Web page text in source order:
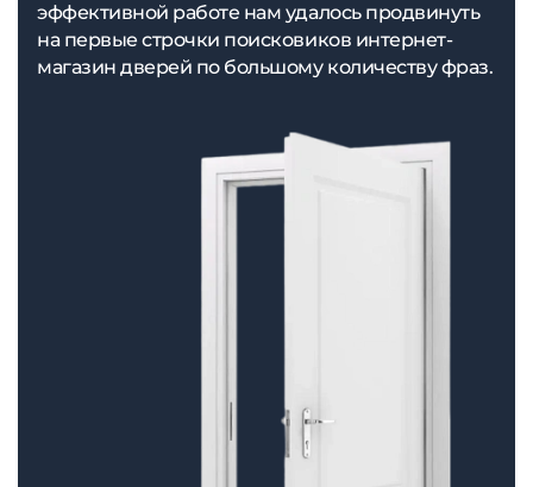
эффективной работе нам удалось продвинуть
на первые строчки поисковиков интернет-
магазин дверей по большому количеству фраз.